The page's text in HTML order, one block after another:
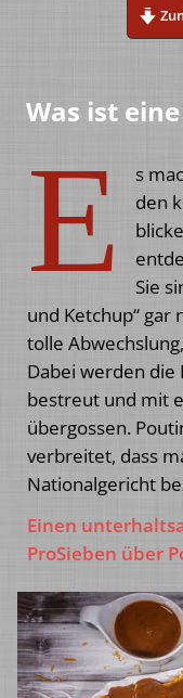
Was ist
E
s
den
Sie
und Ketchup“ gar
tolle
Dabei werden die
bestreut und mit
übergossen.
verbreitet, dass
Nationalgericht
Einen
ProSieben über